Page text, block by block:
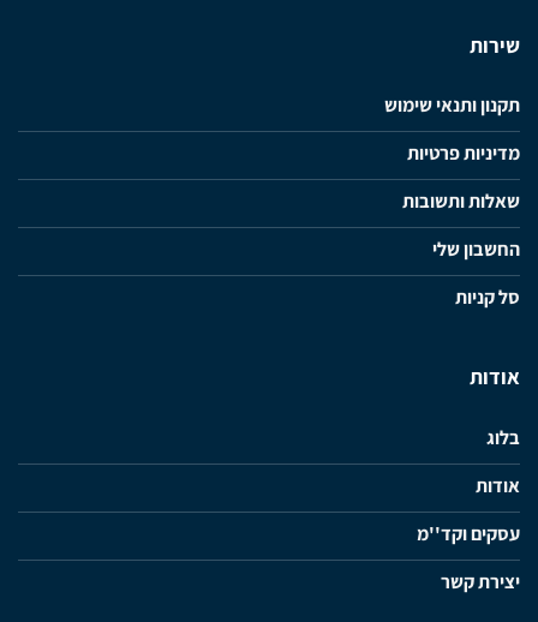
שירות
תקנון ותנאי שימוש
מדיניות פרטיות
שאלות ותשובות
החשבון שלי
סל קניות
אודות
בלוג
אודות
עסקים וקד''מ
יצירת קשר